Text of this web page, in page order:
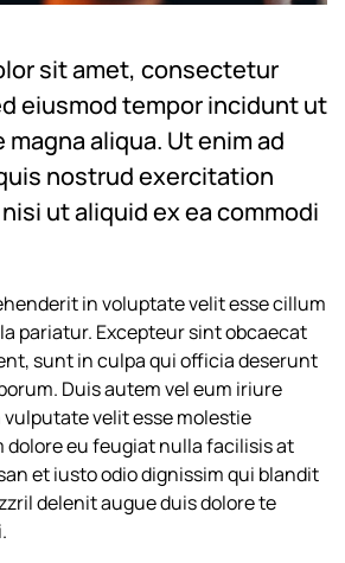
sit amet, consectetur
eiusmod tempor incidunt ut
aliqua. Ut enim ad
nostrud exercitation
ut aliquid ex ea commodi
in voluptate velit esse cillum
pariatur. Excepteur sint obcaecat
sunt in culpa qui officia deserunt
Duis autem vel eum iriure
velit esse molestie
dolore eu feugiat nulla facilisis at
et iusto odio dignissim qui blandit
delenit augue duis dolore te